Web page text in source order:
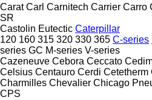
Carat Carl Carnitech Carrier Carro
SR
Castolin Eutectic Caterpillar
120 160 315 320 330 365 C-series
series GC M-series V-series
Cazeneuve Cebora Ceccato
Celsius Centauro Cerdi Cetetherm
Charmilles Chevalier Chicago
CPS